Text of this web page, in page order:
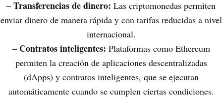
– Transferencias de dinero: Las criptomonedas permiten
enviar dinero de manera rápida y con tarifas reducidas a nivel
internacional.
– Contratos inteligentes: Plataformas como Ethereum
permiten la creación de aplicaciones descentralizadas
(dApps) y contratos inteligentes, que se ejecutan
automáticamente cuando se cumplen ciertas condiciones.